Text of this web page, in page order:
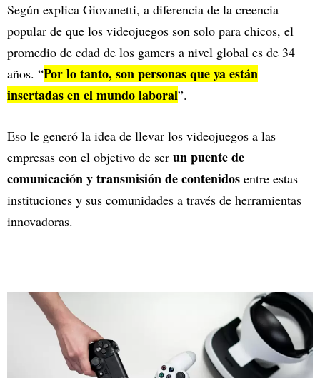
Según explica Giovanetti, a diferencia de la creencia
popular de que los videojuegos son solo para chicos, el
promedio de edad de los gamers a nivel global es de 34
años. “Por lo tanto, son personas que ya están
insertadas en el mundo laboral”.
Eso le generó la idea de llevar los videojuegos a las
empresas con el objetivo de ser un puente de
comunicación y transmisión de contenidos entre estas
instituciones y sus comunidades a través de herramientas
innovadoras.